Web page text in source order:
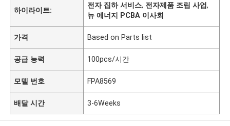
하이라이트:
전자 집하 서비스, 전자제품 조립 사업,
뉴 에너지 PCBA 이사회
가격 Based on Parts list
공급 능력 100pcs/시간
모델 번호 FPA8569
배달 시간 3-6Weeks